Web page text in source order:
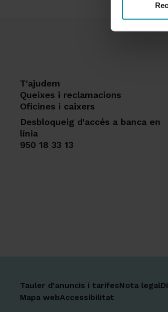
T'ajudem
Queixes i reclamacions
Oficines i caixers
Desbloqueig d'accés a banca en
línia
950 18 33 13
Tauler d'anuncis i tarifesNota legal
Mapa webAccessibilitat